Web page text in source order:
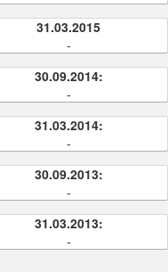
31.03.2015
-
30.09.2014:
-
31.03.2014:
-
30.09.2013:
-
31.03.2013:
-